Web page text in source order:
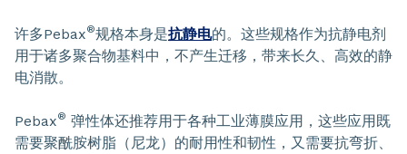
许多Pebax®规格本身是抗静电的。这些规格作为抗静电剂
用于诸多聚合物基料中，不产生迁移，带来长久、高效的静
电消散。
Pebax® 弹性体还推荐用于各种工业薄膜应用，这些应用既
需要聚酰胺树脂（尼龙）的耐用性和韧性，又需要抗弯折、